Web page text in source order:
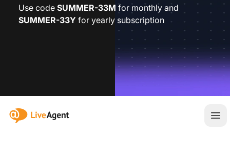
Use code SUMMER-33M for monthly and
SUMMER-33Y for yearly subscription
:site.title